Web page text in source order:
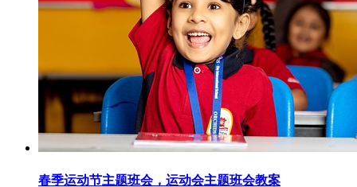
春季运动节主题班会，运动会主题班会教案